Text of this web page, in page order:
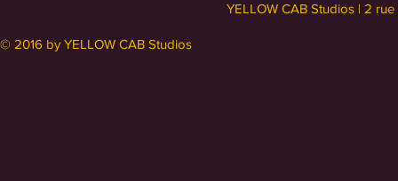
YELLOW CAB Studios | 2
© 2016 by YELLOW CAB Studios